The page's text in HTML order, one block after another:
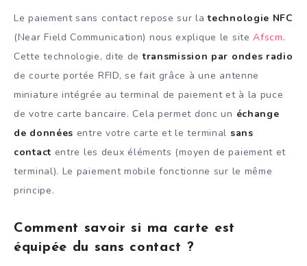
Le paiement sans contact repose sur latechnologie NFC
(Near Field Communication) nous explique le siteAfscm.
Cette technologie, dite detransmission par ondes radio
de courte portée RFID, se fait grâce à une antenne
miniature intégrée au terminal de paiement et à la puce
de votre carte bancaire. Cela permet donc un échange
de données entre votre carte et le terminal sans
contact entre les deux éléments (moyen de paiement et
terminal). Le paiement mobile fonctionne sur le même
principe.
Comment savoir si ma carte est
équipée du sans contact ?